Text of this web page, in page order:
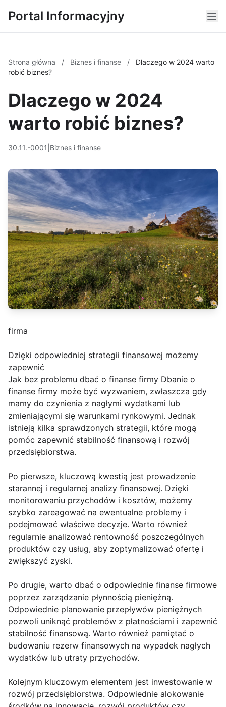
Portal Informacyjny
Strona główna / Biznes i finanse /
Dlaczego w 2024 warto
robić biznes?
Dlaczego w 2024
warto robić biznes?
30.11.-0001 Biznes i finanse
firma
Dzięki odpowiedniej strategii finansowej możemy
zapewnić
Jak bez problemu dbać o finanse firmy Dbanie o
finanse firmy może być wyzwaniem, zwłaszcza gdy
mamy do czynienia z nagłymi wydatkami lub
zmieniającymi się warunkami rynkowymi. Jednak
istnieją kilka sprawdzonych strategii, które mogą
pomóc zapewnić stabilność finansową i rozwój
przedsiębiorstwa.
Po pierwsze, kluczową kwestią jest prowadzenie
starannej i regularnej analizy finansowej. Dzięki
monitorowaniu przychodów i kosztów, możemy
szybko zareagować na ewentualne problemy i
podejmować właściwe decyzje. Warto również
regularnie analizować rentowność poszczególnych
produktów czy usług, aby zoptymalizować ofertę i
zwiększyć zyski.
Po drugie, warto dbać o odpowiednie finanse firmowe
poprzez zarządzanie płynnością pieniężną.
Odpowiednie planowanie przepływów pieniężnych
pozwoli uniknąć problemów z płatnościami i zapewnić
stabilność finansową. Warto również pamiętać o
budowaniu rezerw finansowych na wypadek nagłych
wydatków lub utraty przychodów.
Kolejnym kluczowym elementem jest inwestowanie w
rozwój przedsiębiorstwa. Odpowiednie alokowanie